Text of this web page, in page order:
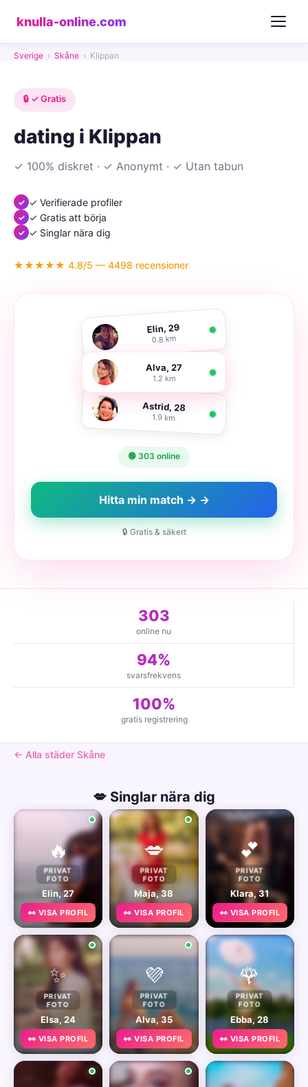
knulla-online.com
Sverige › Skåne › Klippan
🔒 ✓ Gratis
dating i Klippan
✓ 100% diskret · ✓ Anonymt · ✓ Utan tabun
✓ Verifierade profiler
✓ Gratis att börja
✓ Singlar nära dig
★★★★★ 4.8/5 — 4498 recensioner
Elin, 29
0.8 km
Alva, 27
1.2 km
Astrid, 28
1.9 km
🟢 303 online
Hitta min match → →
🔒 Gratis & säkert
303
online nu
94%
svarsfrekvens
100%
gratis registrering
← Alla städer Skåne
💋 Singlar nära dig
🔥
PRIVAT
FOTO
Elin, 27
👀 VISA PROFIL
💋
PRIVAT
FOTO
Maja, 38
👀 VISA PROFIL
💕
PRIVAT
FOTO
Klara, 31
👀 VISA PROFIL
✨
PRIVAT
FOTO
Elsa, 24
👀 VISA PROFIL
💜
PRIVAT
FOTO
Alva, 35
👀 VISA PROFIL
🌹
PRIVAT
FOTO
Ebba, 28
👀 VISA PROFIL